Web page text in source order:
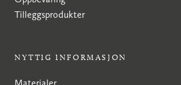
Tilleggsprodukter
NYTTIG INFORMASJON